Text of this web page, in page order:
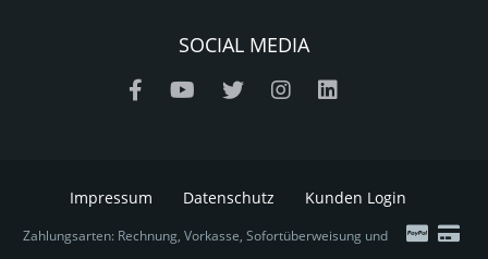
SOCIAL MEDIA
Impressum Datenschutz Kunden Login
Zahlungsarten: Rechnung, Vorkasse, Sofortüberweisung und